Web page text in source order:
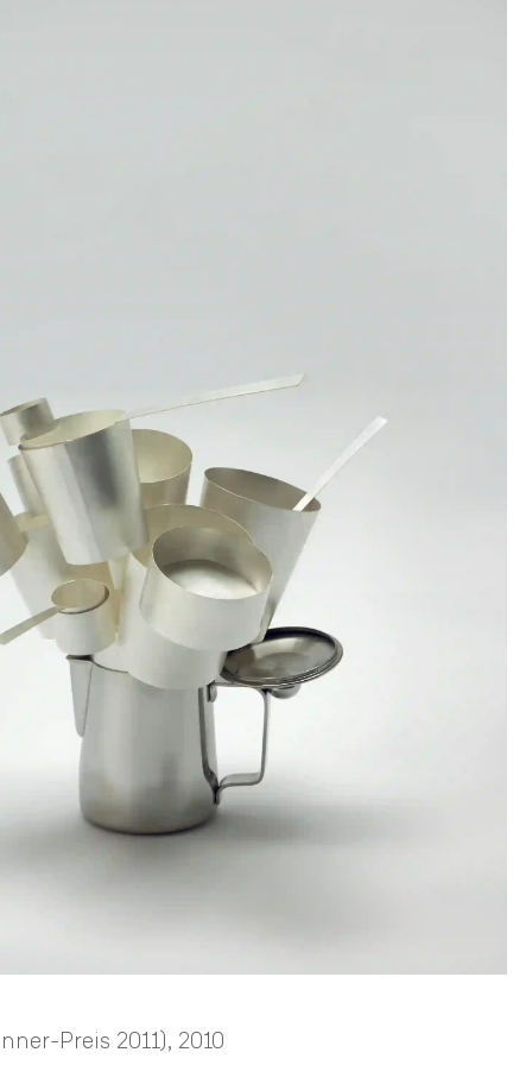
Preis 2011), 2010